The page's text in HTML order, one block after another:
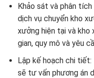
Khảo sát và phân
dịch vụ chuyển kho
xưởng hiện tại và kho
gian, quy mô và yêu
Lập kế hoạch chi
sẽ tư vấn phương án